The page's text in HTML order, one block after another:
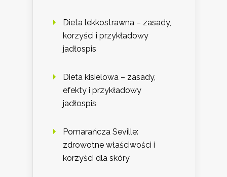
Dieta lekkostrawna – zasady,
korzyści i przykładowy
jadłospis
Dieta kisielowa – zasady,
efekty i przykładowy
jadłospis
Pomarańcza Seville:
zdrowotne właściwości i
korzyści dla skóry